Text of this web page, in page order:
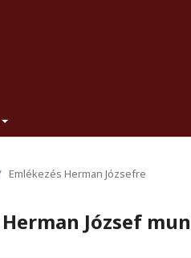
Emlékezés Herman Józsefre
József